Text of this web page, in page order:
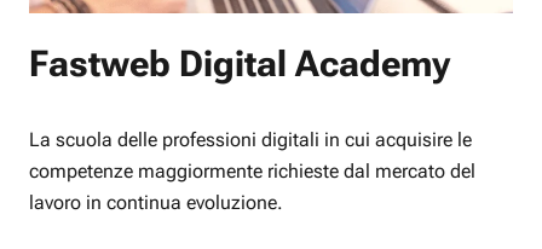
Fastweb Digital Academy
La scuola delle professioni digitali in cui acquisire le
competenze maggiormente richieste dal mercato del
lavoro in continua evoluzione.